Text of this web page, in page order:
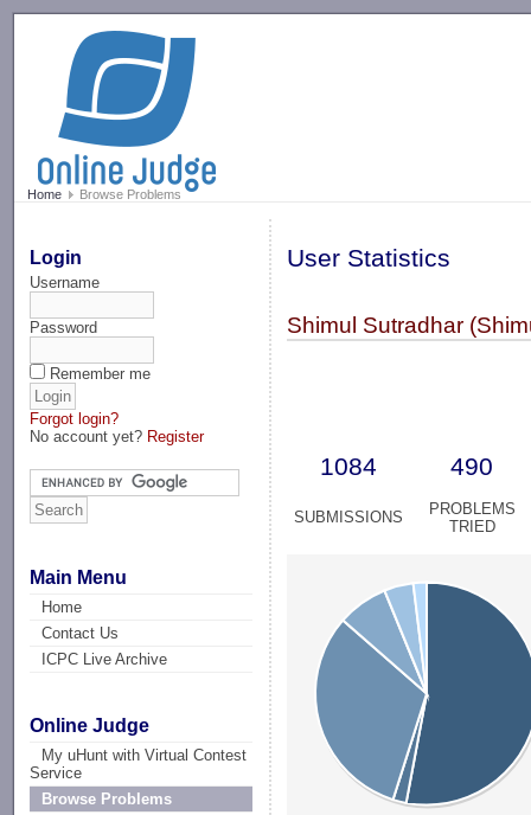
Home Browse Problems
Login
Username
Password
Remember me
Forgot login?
No account yet? Register
Main Menu
Home
Contact Us
ICPC Live Archive
Online Judge
My uHunt with Virtual Contest
Service
Browse Problems
User Statistics
Shimul Sutradhar
1084 490
SUBMISSIONS
PROBLEMS
TRIED